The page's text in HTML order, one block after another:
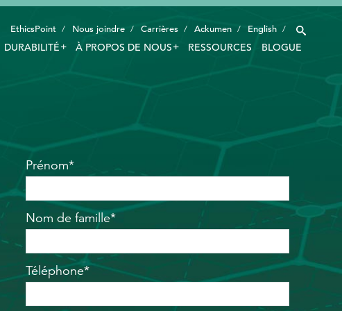
INNOVATION
APPLICATIONS
DURABILITÉ
RESSOURCES
EthicsPoint Nous joindre Carrières Ackumen English
DURABILITÉ À PROPOS DE NOUS RESSOURCES BLOGUE
Prénom*
Nom de famille*
Téléphone*